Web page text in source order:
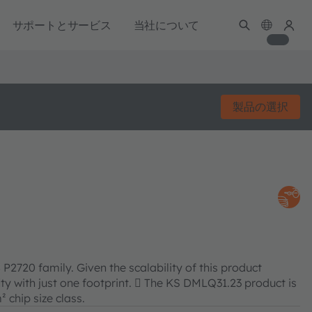
サポートとサービス 当社について
製品の選択
family. Given the scalability of this product
just one footprint.  The KS DMLQ31.23 product is
chip size class.